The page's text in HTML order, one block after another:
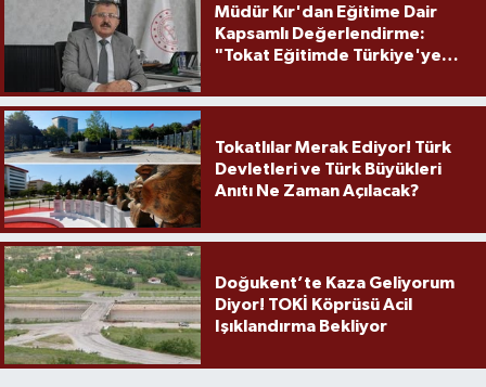
Müdür Kır'dan Eğitime Dair
Kapsamlı Değerlendirme:
"Tokat Eğitimde Türkiye'ye
Tokatlılar Merak Ediyor! Türk
Devletleri ve Türk Büyükleri
Anıtı Ne Zaman Açılacak?
Doğukent’te Kaza Geliyorum
Diyor! TOKİ Köprüsü Acil
Işıklandırma Bekliyor